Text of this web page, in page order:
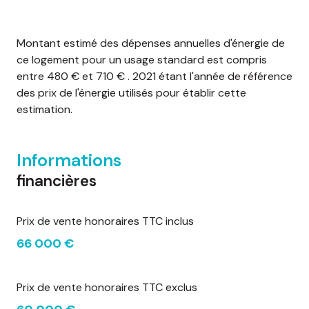
Montant estimé des dépenses annuelles d'énergie de
ce logement pour un usage standard est compris
entre 480 € et 710 € . 2021 étant l'année de référence
des prix de l'énergie utilisés pour établir cette
estimation.
Informations
financières
Prix de vente honoraires TTC inclus
66 000 €
Prix de vente honoraires TTC exclus